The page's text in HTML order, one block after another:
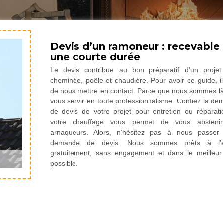
Devis d’un ramoneur : recevable
une courte durée
Le devis contribue au bon préparatif d’un
cheminée, poêle et chaudière. Pour avoir ce guide,
de nous mettre en contact. Parce que nous sommes
vous servir en toute professionnalisme. Confiez la
de devis de votre projet pour entretien ou
votre chauffage vous permet de vous
arnaqueurs. Alors, n’hésitez pas à nous passer
demande de devis. Nous sommes prêts à
gratuitement, sans engagement et dans le
possible.